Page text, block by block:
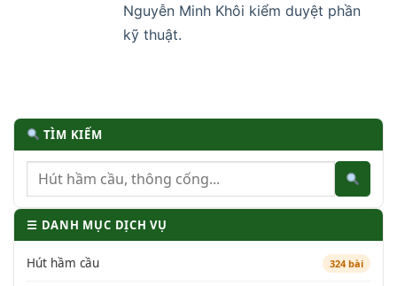
Nguyễn Minh Khôi kiểm duyệt phần
kỹ thuật.
TÌM KIẾM
☰ DANH MỤC DỊCH VỤ
Hút hầm cầu 324 bài